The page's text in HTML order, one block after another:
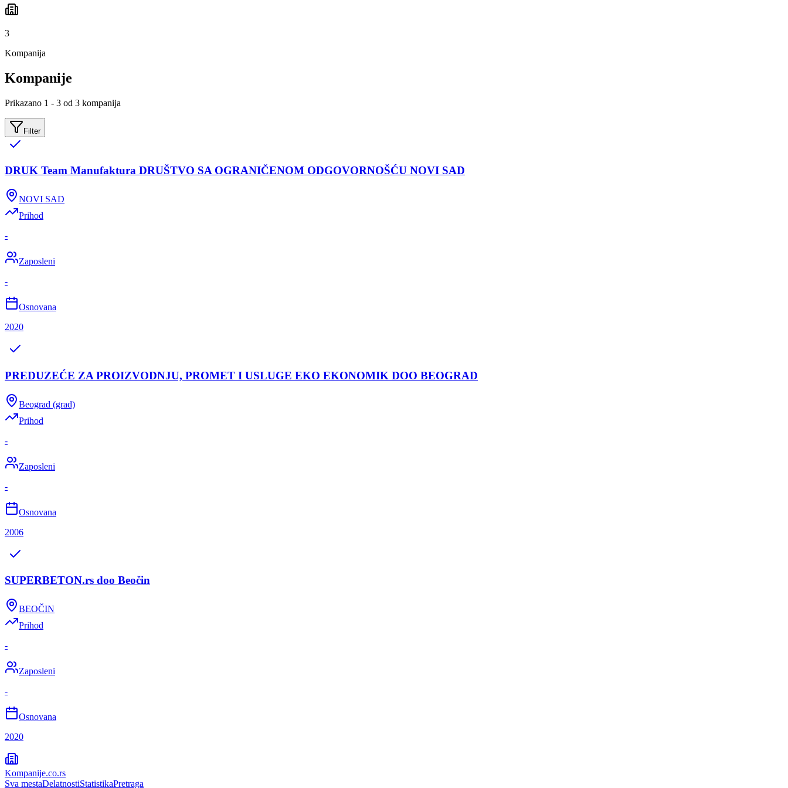
3
Kompanija
Kompanije
Prikazano 1 - 3 od 3 kompanija
Filter
DRUK Team Manufaktura DRUŠTVO SA OGRANIČENOM ODGOVORNOŠĆU NOVI SAD
NOVI SAD
Prihod
-
Zaposleni
-
Osnovana
2020
PREDUZEĆE ZA PROIZVODNJU, PROMET I USLUGE EKO EKONOMIK DOO BEOGRAD
Beograd (grad)
Prihod
-
Zaposleni
-
Osnovana
2006
SUPERBETON.rs doo Beočin
BEOČIN
Prihod
-
Zaposleni
-
Osnovana
2020
Kompanije.co.rs
Sva mestaDelatnostiStatistikaPretraga